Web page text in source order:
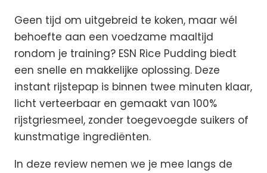
Geen tijd om uitgebreid te koken, maar wél
behoefte aan een voedzame maaltijd
rondom je training? ESN Rice Pudding biedt
een snelle en makkelijke oplossing. Deze
instant rijstepap is binnen twee minuten klaar,
licht verteerbaar en gemaakt van 100%
rijstgriesmeel, zonder toegevoegde suikers of
kunstmatige ingrediënten.
In deze review nemen we je mee langs de